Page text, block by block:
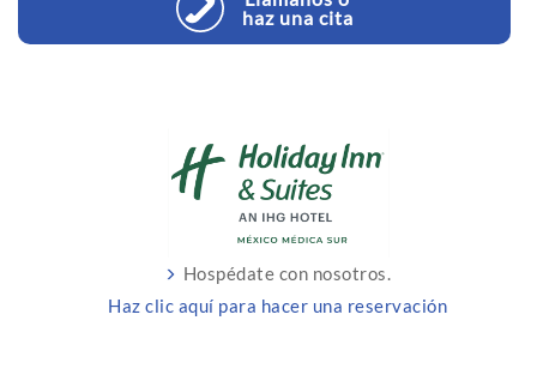
haz una cita
Hospédate con nosotros.
Haz clic aquí para hacer una reservación